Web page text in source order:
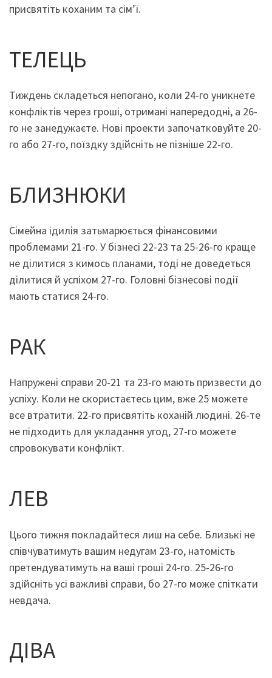
присвятіть коханим та сім’ї.
ТЕЛЕЦЬ
Тиждень складеться непогано, коли 24-го уникнете
конфліктів через гроші, отримані напередодні, а 26-
го не занедужаєте. Нові проекти започатковуйте 20-
го або 27-го, поїздку здійсніть не пізніше 22-го.
БЛИЗНЮКИ
Сімейна ідилія затьмарюється фінансовими
проблемами 21-го. У бізнесі 22-23 та 25-26-го краще
не ділитися з кимось планами, тоді не доведеться
ділитися й успіхом 27-го. Головні бізнесові події
мають статися 24-го.
РАК
Напружені справи 20-21 та 23-го мають призвести до
успіху. Коли не скористаєтесь цим, вже 25 можете
все втратити. 22-го присвятіть коханій людині. 26-те
не підходить для укладання угод, 27-го можете
спровокувати конфлікт.
ЛЕВ
Цього тижня покладайтеся лиш на себе. Близькі не
співчуватимуть вашим недугам 23-го, натомість
претендуватимуть на ваші гроші 24-го. 25-26-го
здійсніть усі важливі справи, бо 27-го може спіткати
невдача.
ДІВА